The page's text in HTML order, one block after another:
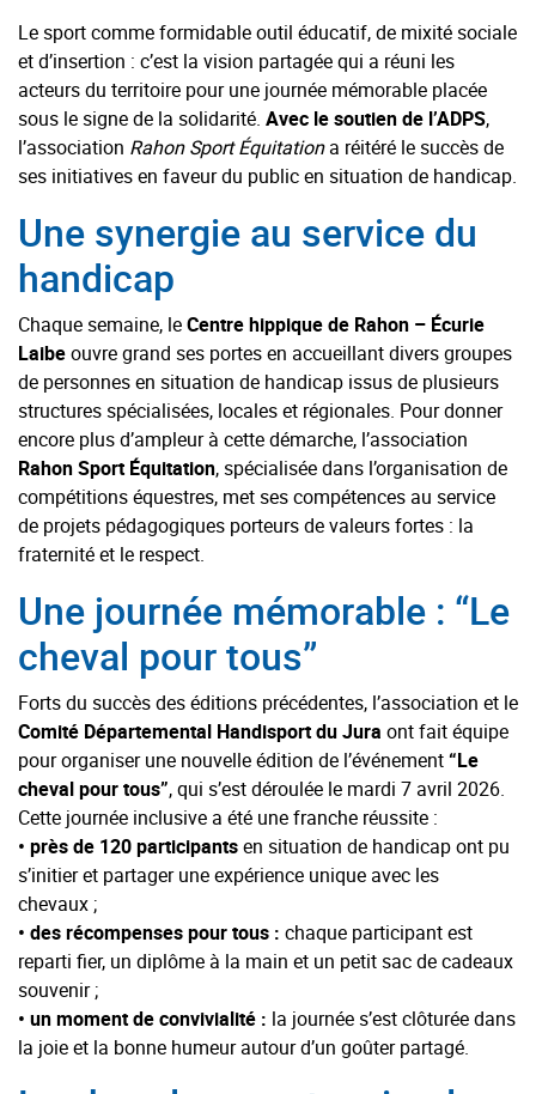
Le sport comme formidable outil éducatif, de mixité sociale
et d’insertion : c’est la vision partagée qui a réuni les
acteurs du territoire pour une journée mémorable placée
sous le signe de la solidarité. Avec le soutien de l’ADPS,
l’association Rahon Sport Équitationa réitéré le succès de
ses initiatives en faveur du public en situation de handicap.
Une synergie au service du
handicap
Chaque semaine, leCentre hippique de Rahon – Écurie
Laibeouvre grand ses portes en accueillant divers groupes
de personnes en situation de handicap issus de plusieurs
structures spécialisées, locales et régionales. Pour donner
encore plus d’ampleur à cette démarche, l’association
Rahon Sport Équitation, spécialisée dans l’organisation de
compétitions équestres, met ses compétences au service
de projets pédagogiques porteurs de valeurs fortes : la
fraternité et le respect.
Une journée mémorable : “Le
cheval pour tous”
Forts du succès des éditions précédentes, l’association et le
Comité Départemental Handisport du Jura ont fait équipe
pour organiser une nouvelle édition de l’événement“Le
cheval pour tous”, qui s’est déroulée le mardi 7 avril 2026.
Cette journée inclusive a été une franche réussite :
• près de 120 participantsen situation de handicap ont pu
s’initier et partager une expérience unique avec les
chevaux ;
• des récompenses pour tous : chaque participant est
reparti fier, un diplôme à la main et un petit sac de cadeaux
souvenir ;
• un moment de convivialité : la journée s’est clôturée dans
la joie et la bonne humeur autour d’un goûter partagé.